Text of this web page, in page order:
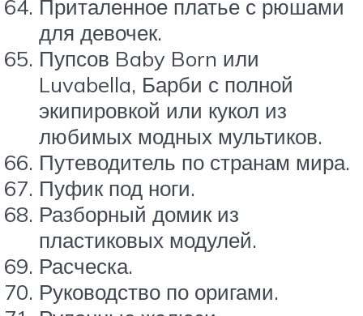
Приталенное платье с рюшами
для девочек.
Пупсов Baby Born или
Luvabella, Барби с полной
экипировкой или кукол из
любимых модных мультиков.
Путеводитель по странам мира.
Пуфик под ноги.
Разборный домик из
пластиковых модулей.
Расческа.
Руководство по оригами.